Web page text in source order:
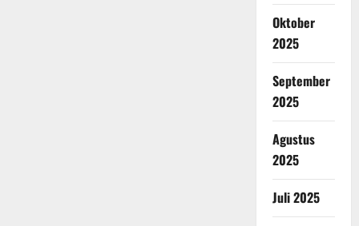
Oktober
2025
September
2025
Agustus
2025
Juli 2025